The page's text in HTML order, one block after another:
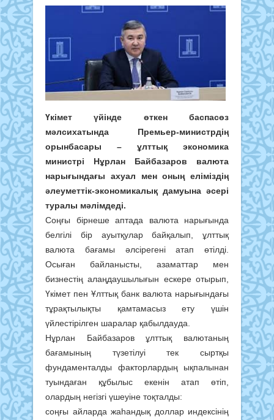
Үкімет үйінде өткен баспасөз
мәлсихатында Премьер-министрдің
орынбасары – ұлттық экономика
министрі Нұрлан Байбазаров валюта
нарығындағы ахуал мен оның еліміздің
әлеуметтік-экономикалық дамуына әсері
туралы мәлімдеді.
Соңғы бірнеше аптада валюта нарығында
белгілі бір ауытқулар байқалып, ұлттық
валюта бағамы әлсірегені атап өтілді.
Осыған байланысты, азаматтар мен
бизнестің алаңдаушылығын ескере отырып,
Үкімет пен Ұлттық банк валюта нарығындағы
тұрақтылықты қамтамасыз ету үшін
үйлестірілген шаралар қабылдауда.
Нұрлан Байбазаров ұлттық валютаның
бағамының түзетілуі тек сыртқы
фундаменталды факторлардың ықпалынан
туындаған құбылыс екенін атап өтіп,
олардың негізгі үшеуіне тоқталды:
соңғы айларда жаһандық доллар индексінің